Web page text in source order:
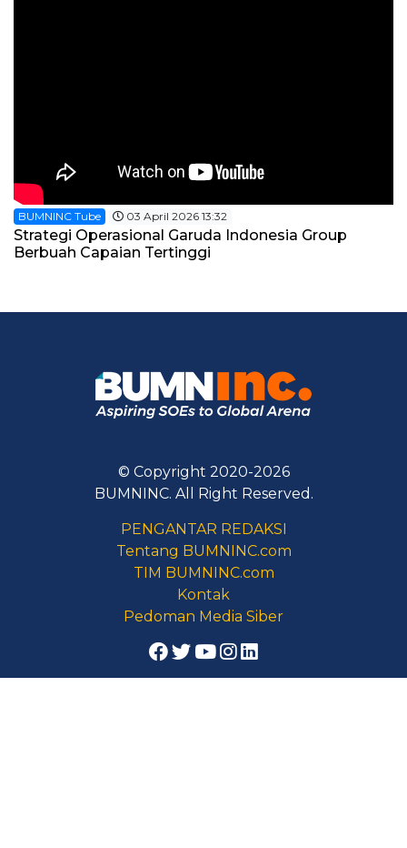
BUMNINC Tube 03 April 2026 13:32
Strategi Operasional Garuda Indonesia Group
Berbuah Capaian Tertinggi
© Copyright 2020-2026
BUMNINC. All Right Reserved.
PENGANTAR REDAKSI
Tentang BUMNINC.com
TIM BUMNINC.com
Kontak
Pedoman Media Siber